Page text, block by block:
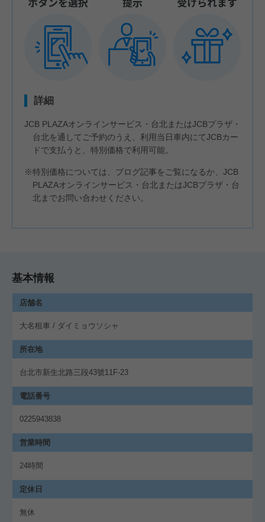
詳細
JCB PLAZAオンラインサービス・台北またはJCBプラザ・
台北を通してご予約のうえ、利用当日車内にてJCBカー
ドで支払うと、特別価格で利用可能。
※特別価格については、ブログ記事をご覧になるか、JCB
PLAZAオンラインサービス・台北またはJCBプラザ・台
北までお問い合わせください。
基本情報
店舗名
大名租車 / ダイミョウソシャ
所在地
台北市新生北路三段43號11F-23
電話番号
0225943838
営業時間
24時間
定休日
無休